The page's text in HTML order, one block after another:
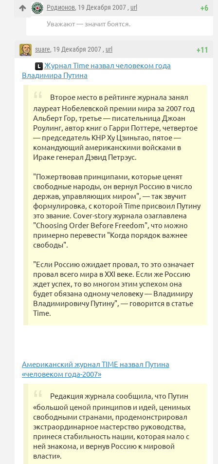
+6
Родионов, 19 Декабря 2007 , url
Уважают — значит боятся.
+11
suare, 19 Декабря 2007 , url
Журнал Time назвал человеком года
Владимира Путина
Второе место в рейтинге журнала занял
лауреат Нобелевской премии мира за 2007 год
Альберт Гор, третье — писательница Джоан
Роулинг, автор книг о Гарри Поттере, четвертое
— председатель КНР Ху Цзиньтао, пятое —
командующий американскими войсками в
Ираке генерал Дэвид Петрэус.
"Пожертвовав принципами, которые ценят
свободные народы, он вернул Россию в число
держав, управляющих миром", — так звучит
формулировка, с которой Time присвоил Путину
это звание. Сover-story журнала озаглавлена
"Choosing Order Before Freedom", что можно
примерно перевести "Когда порядок важнее
свободы".
"Если Россию ожидает провал, то это означает
провал всего мира в XXI веке. Если же Россию
ждет успех, то во многом этим успехом она
будет обязана одному человеку — Владимиру
Владимировичу Путину", — говорится в статье
Time.
Американский журнал TIME назвал Путина
«человеком года-2007»
Редакция журнала сообщила, что Путин
«большой ценой принципов и идей, ценимых
свободными странами, продемонстрировал
экстраординарное мастерство руководства,
принеся стабильность нации, которая мало с
ней знакома, и вернув Россию к мировой
власти».